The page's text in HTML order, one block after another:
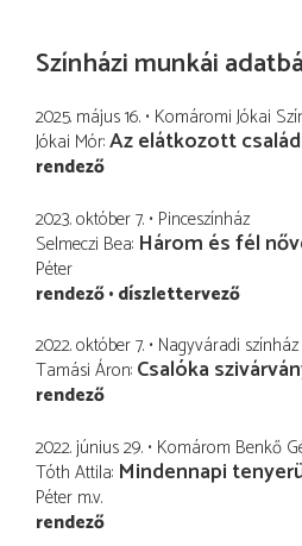
Színházi munkái
2025. május 16. Komáromi Jókai
Jókai Mór Az elátkozott család
rendező
2023. október 7. Pinceszínház
Selmeczi Bea Három és fél
Péter
rendező díszlettervező
2022. október 7. Nagyváradi színház
Tamási Áron Csalóka
rendező
2022. június 29. Komárom Benkő
Tóth Attila Mindennapi
Péter m.v.
rendező